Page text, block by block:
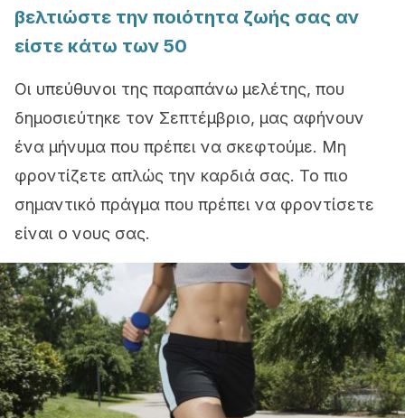
βελτιώστε την ποιότητα ζωής σας αν
είστε κάτω των 50
Οι υπεύθυνοι της παραπάνω μελέτης, που
δημοσιεύτηκε τον Σεπτέμβριο, μας αφήνουν
ένα μήνυμα που πρέπει να σκεφτούμε. Μη
φροντίζετε απλώς την καρδιά σας. Το πιο
σημαντικό πράγμα που πρέπει να φροντίσετε
είναι ο νους σας.